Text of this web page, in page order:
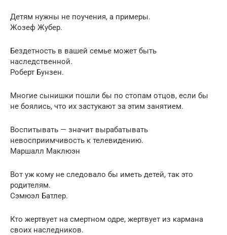
Детям нужны не поучения, а примеры.
Жозеф Жубер.
Бездетность в вашей семье может быть
наследственной.
Роберт Бунзен.
Многие сынишки пошли бы по стопам отцов, если бы
не боялись, что их застукают за этим занятием.
Воспитывать — значит вырабатывать
невосприимчивость к телевидению.
Маршалл Маклюэн
Вот уж кому не следовало бы иметь детей, так это
родителям.
Сэмюэл Батлер.
Кто жертвует на смертном одре, жертвует из кармана
своих наследников.